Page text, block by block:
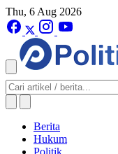
Thu, 6 Aug 2026
Berita
Hukum
Politik